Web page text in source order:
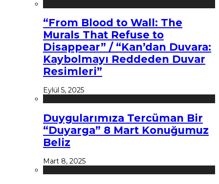
“From Blood to Wall: The
Murals That Refuse to
Disappear” / “Kan’dan Duvara:
Kaybolmayı Reddeden Duvar
Resimleri”
Eylül 5, 2025
Duygularımıza Tercüman Bir
“Duyarga” 8 Mart Konuğumuz
Beliz
Mart 8, 2025